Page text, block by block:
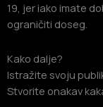
19, jer iako imate
ograničiti doseg.
Kako dalje?
Istražite svoju
Stvorite onakav